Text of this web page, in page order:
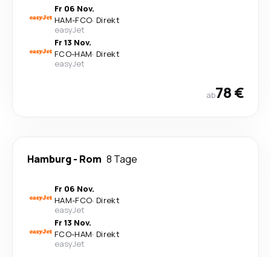
Fr 06 Nov.
HAM-FCO· Direkt
easyJet
Fr 13 Nov.
FCO-HAM· Direkt
easyJet
ab78 €
Hamburg- Rom 8 Tage
Fr 06 Nov.
HAM-FCO· Direkt
easyJet
Fr 13 Nov.
FCO-HAM· Direkt
easyJet